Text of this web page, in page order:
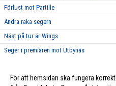
Förlust mot Partille
Andra raka segern
Näst på tur är Wings
Seger i premiären mot Utbynäs
Seriepremiär för U16
För att hemsidan ska fungera